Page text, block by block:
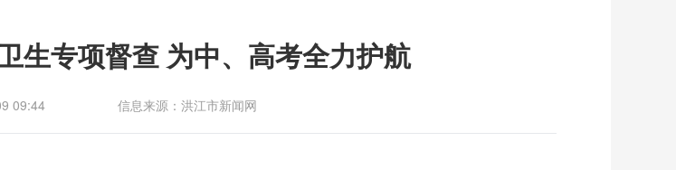
生专项督查 为中、高考全力护航
09:44 信息来源：洪江市新闻网